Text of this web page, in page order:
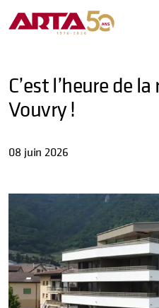
C’est l’heure de
Vouvry !
08 juin 2026